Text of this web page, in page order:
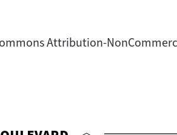
Attribution-